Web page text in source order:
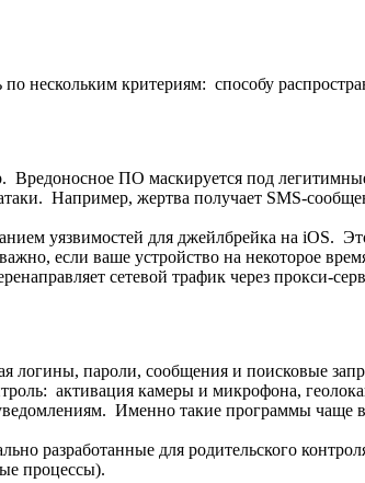
нескольким критериям: способу
Вредоносное ПО маскируется под
Например, жертва получает SMS-
уязвимостей для джейлбрейка на iOS.
если ваше устройство на некоторое
сетевой трафик через прокси-
логины, пароли, сообщения и поисковые
активация камеры и микрофона,
Именно такие программы чаще
разработанные для родительского
процессы).